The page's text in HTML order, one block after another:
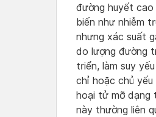
đường huyết
biến như nhiễm
nhưng xác suất
do lượng đường
triển, làm suy
chỉ hoặc chủ
hoại tử mỡ dạng
này thường liên